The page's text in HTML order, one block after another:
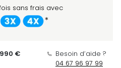
sans frais avec
*
€
Besoin d’aide ?
04 67 96 97 99